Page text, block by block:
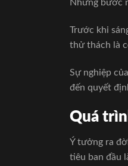
Những bước
Trước khi
thử thách là
Sự nghiệp
đến quyết
Quá
Ý tưởng ra
tiêu ban đầu